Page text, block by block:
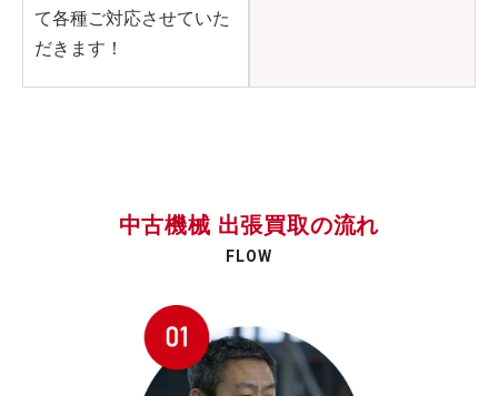
て各種ご対応させていた
だきます！
中古機械 出張買取の流れ
FLOW